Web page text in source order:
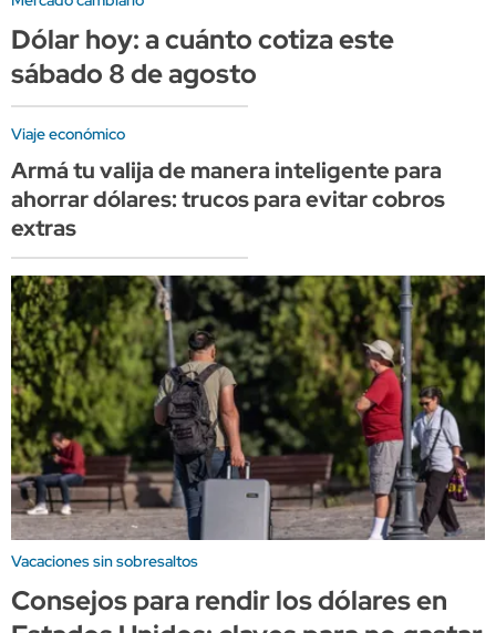
Dólar hoy: a cuánto cotiza este
sábado 8 de agosto
Viaje económico
Armá tu valija de manera inteligente para
ahorrar dólares: trucos para evitar cobros
extras
Vacaciones sin sobresaltos
Consejos para rendir los dólares en